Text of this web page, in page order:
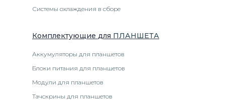
Системы охлаждения в сборе
Комплектующие для ПЛАНШЕТА
Аккумуляторы для планшетов
Блоки питания для планшетов
Модули для планшетов
Тачскрины для планшетов